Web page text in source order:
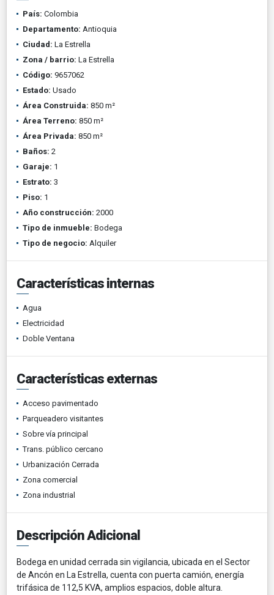
País: Colombia
Departamento: Antioquia
Ciudad: La Estrella
Zona / barrio: La Estrella
Código: 9657062
Estado: Usado
Área Construida: 850 m²
Área Terreno: 850 m²
Área Privada: 850 m²
Baños: 2
Garaje: 1
Estrato: 3
Piso: 1
Año construcción: 2000
Tipo de inmueble: Bodega
Tipo de negocio: Alquiler
Características internas
Agua
Electricidad
Doble Ventana
Características externas
Acceso pavimentado
Parqueadero visitantes
Sobre vía principal
Trans. público cercano
Urbanización Cerrada
Zona comercial
Zona industrial
Descripción Adicional
Bodega en unidad cerrada sin vigilancia, ubicada en el Sector
de Ancón en La Estrella, cuenta con puerta camión, energía
trifásica de 112,5 KVA, amplios espacios, doble altura.